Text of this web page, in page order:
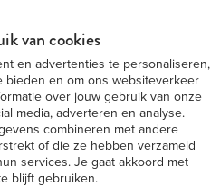
van cookies
en advertenties te personaliseren,
bieden en om ons websiteverkeer
over jouw gebruik van onze
media, adverteren en analyse.
combineren met andere
of die ze hebben verzameld
services. Je gaat akkoord met
blijft gebruiken.